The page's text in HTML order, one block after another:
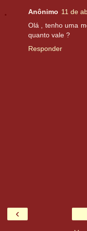
Anônimo 11 de
Olá , tenho uma
quanto vale ?
Responder
‹